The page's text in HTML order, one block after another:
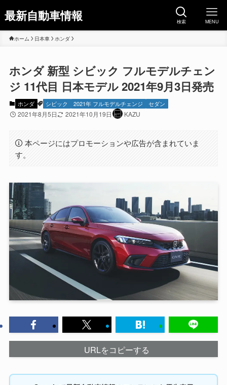
最新自動車情報 検索 MENU
ホーム 日本車 ホンダ
ホンダ 新型 シビック フルモデルチェン
ジ 11代目 日本モデル 2021年9月3日発売
ホンダ シビック 2021年 フルモデルチェンジ セダン
2021年8月5日 2021年10月19日 KAZU
本ページにはプロモーションや広告が含まれていま
す。
URLをコピーする